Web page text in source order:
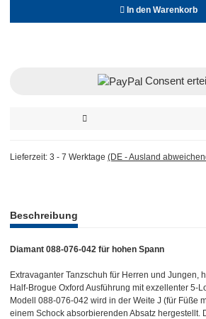
In den Warenkorb
Consent
Lieferzeit: 3 - 7 Werktage (DE - Ausland
Beschreibung
Diamant 088-076-042 für hohen Spann
Extravaganter Tanzschuh für Herren und Jungen,
Half-Brogue Oxford Ausführung mit exzellenter 5-
Modell 088-076-042 wird in der Weite J (für Füße
einem Schock absorbierenden Absatz hergestellt.